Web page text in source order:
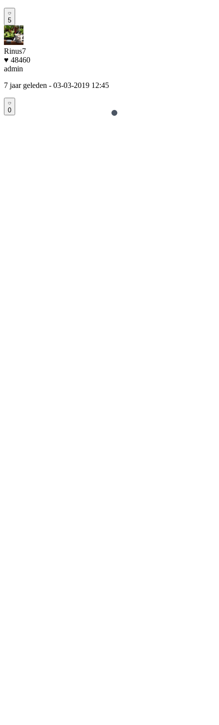
5
Rinus7
♥ 48460
admin
7 jaar geleden - 03-03-2019 12:45
0